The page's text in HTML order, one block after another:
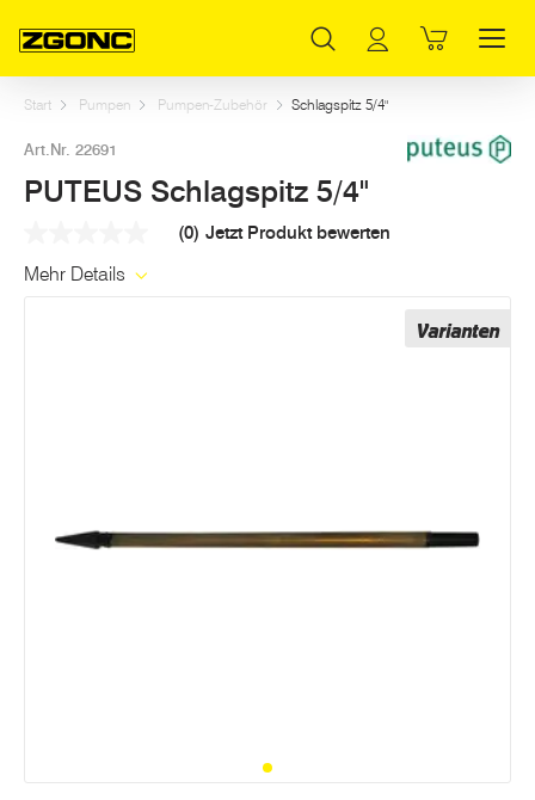
Start Pumpen Pumpen-Zubehör Schlagspitz 5/4"
Art.Nr. 22691
PUTEUS Schlagspitz 5/4"
Link
(0) Jetzt Produkt bewerten
Mehr Details
Varianten